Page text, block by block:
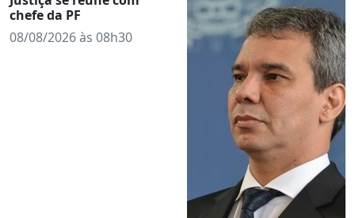
chefe da PF
08/08/2026 às 08h30